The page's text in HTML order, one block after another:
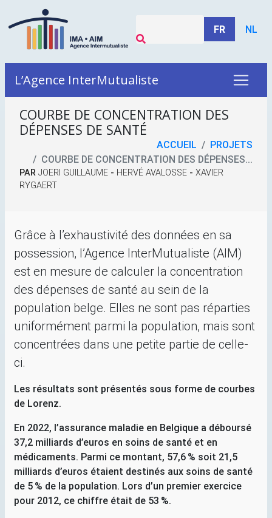
FR NL
L’Agence InterMutualiste
COURBE DE CONCENTRATION DES
DÉPENSES DE SANTÉ
ACCUEIL
PROJETS
COURBE DE CONCENTRATION DES DÉPENSES...
PAR JOERI GUILLAUME - HERVÉ AVALOSSE - XAVIER
RYGAERT
Grâce à l’exhaustivité des données en sa
possession, l’Agence InterMutualiste (AIM)
est en mesure de calculer la concentration
des dépenses de santé au sein de la
population belge. Elles ne sont pas réparties
uniformément parmi la population, mais sont
concentrées dans une petite partie de celle-
ci.
Les résultats sont présentés sous forme de courbes
de Lorenz.
En 2022, l’assurance maladie en Belgique a déboursé
37,2 milliards d’euros en soins de santé et en
médicaments. Parmi ce montant, 57,6 % soit 21,5
milliards d’euros étaient destinés aux soins de santé
de 5 % de la population. Lors d’un premier exercice
pour 2012, ce chiffre était de 53 %.